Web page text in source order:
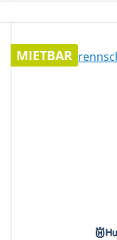
MIETBAR